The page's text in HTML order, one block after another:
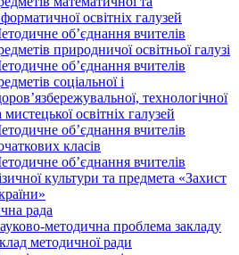
освітніх галузей
об’єднання вчителів
природничої освітньої галузі
об’єднання вчителів
соціальної і
технологічної
мистецької освітніх галузей
об’єднання вчителів
класів
об’єднання вчителів
культури та предмета «Захист
рада
методична проблема закладу
методичної ради